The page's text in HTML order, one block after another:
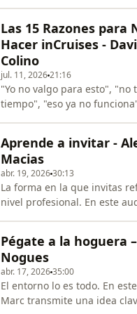
plazos ni rangos de
qué un testimonio con
Isacura pone el dedo en la
comparte los 4 motivos más
frecuentes por los que un
trabaja sin avanzar — y lo
hacer con cada uno de ellos. No se
trata de trabajar más, sino
detectar qué estás haciendo
dejando de hacer) que frena
progres
Las 15 Razones para
Hacer inCruises -
Colino
jul. 11, 202621:16
"Yo no valgo para esto", "no
tiempo", "eso ya no
habituales que la gente se
misma para no empezar (o
abandonar antes de tiempo),
desmonta con claridad,
común y experiencia real de
No es una charla
es un repaso honesto a las
miedos y creencias
Aprende a invitar -
Macias
abr. 19, 202630:13
La forma en la que invitas
nivel profesional. En este audio, Alex
a más personas, sino que
liderazgo dentro del negocio.
Aprenderás: • Cómo invitar
seguridad, no desde la
Por qué tu tono y actitud lo
Pégate a la hoguera
Nogues
abr. 17, 202635:00
El entorno lo es todo. En este audio,
Marc transmite una idea